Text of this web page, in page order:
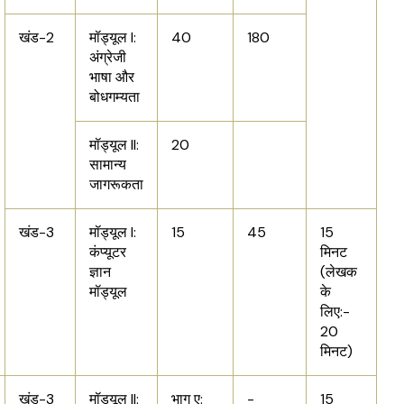
खंड-2
मॉड्यूल I:
अंग्रेजी
भाषा और
बोधगम्यता
40 180
मॉड्यूल II:
सामान्य
जागरूकता
20
खंड-3
मॉड्यूल I:
कंप्यूटर
ज्ञान
मॉड्यूल
15 45
15
मिनट
(लेखक
के
लिए:-
20
मिनट)
खंड-3 मॉड्यूल II: भाग ए: - 15